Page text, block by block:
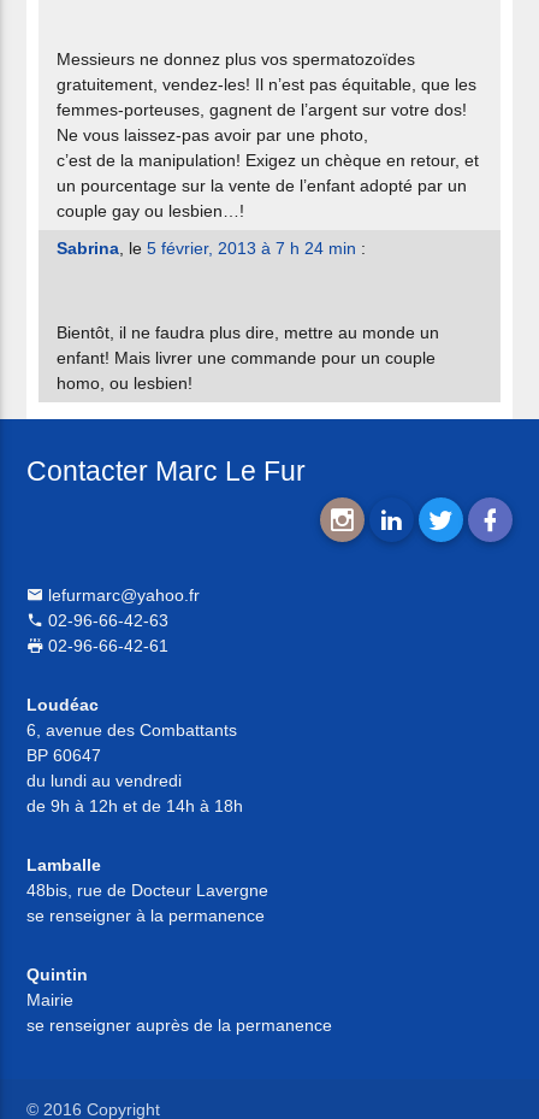
Messieurs ne donnez plus vos spermatozoïdes
gratuitement, vendez-les! Il n’est pas équitable, que les
femmes-porteuses, gagnent de l’argent sur votre dos!
Ne vous laissez-pas avoir par une photo,
c’est de la manipulation! Exigez un chèque en retour, et
un pourcentage sur la vente de l’enfant adopté par un
couple gay ou lesbien…!
Sabrina , le5 février, 2013 à 7 h 24 min :
Bientôt, il ne faudra plus dire, mettre au monde un
enfant! Mais livrer une commande pour un couple
homo, ou lesbien!
Contacter Marc Le Fur
lefurmarc@yahoo.fr
02-96-66-42-63
02-96-66-42-61
Loudéac
6, avenue des Combattants
BP 60647
du lundi au vendredi
de 9h à 12h et de 14h à 18h
Lamballe
48bis, rue de Docteur Lavergne
se renseigner à la permanence
Quintin
Mairie
se renseigner auprès de la permanence
© 2016 Copyright